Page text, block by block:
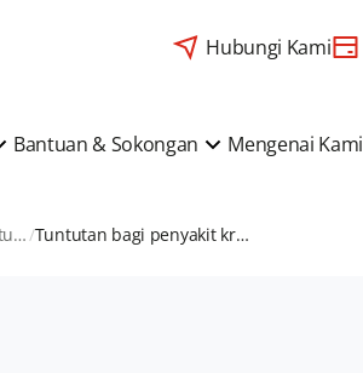
Hubungi Kami
Bantuan & Sokongan Mengenai Kami
Panduan Membuat Tuntutan Tuntutan bagi penyakit kritikal